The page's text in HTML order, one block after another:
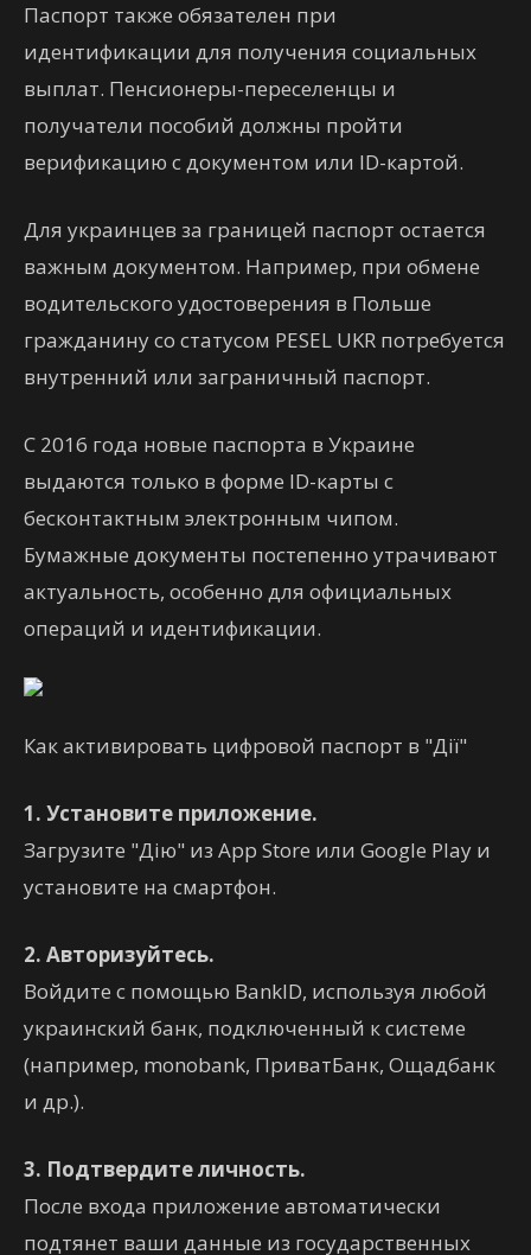
Паспорт также обязателен при
идентификации для получения социальных
выплат. Пенсионеры-переселенцы и
получатели пособий должны пройти
верификацию с документом или ID-картой.
Для украинцев за границей паспорт остается
важным документом. Например, при обмене
водительского удостоверения в Польше
гражданину со статусом PESEL UKR потребуется
внутренний или заграничный паспорт.
С 2016 года новые паспорта в Украине
выдаются только в форме ID-карты с
бесконтактным электронным чипом.
Бумажные документы постепенно утрачивают
актуальность, особенно для официальных
операций и идентификации.
Как активировать цифровой паспорт в "Дії"
1. Установите приложение.
Загрузите "Дію" из App Store или Google Play и
установите на смартфон.
2. Авторизуйтесь.
Войдите с помощью BankID, используя любой
украинский банк, подключенный к системе
(например, monobank, ПриватБанк, Ощадбанк
и др.).
3. Подтвердите личность.
После входа приложение автоматически
подтянет ваши данные из государственных